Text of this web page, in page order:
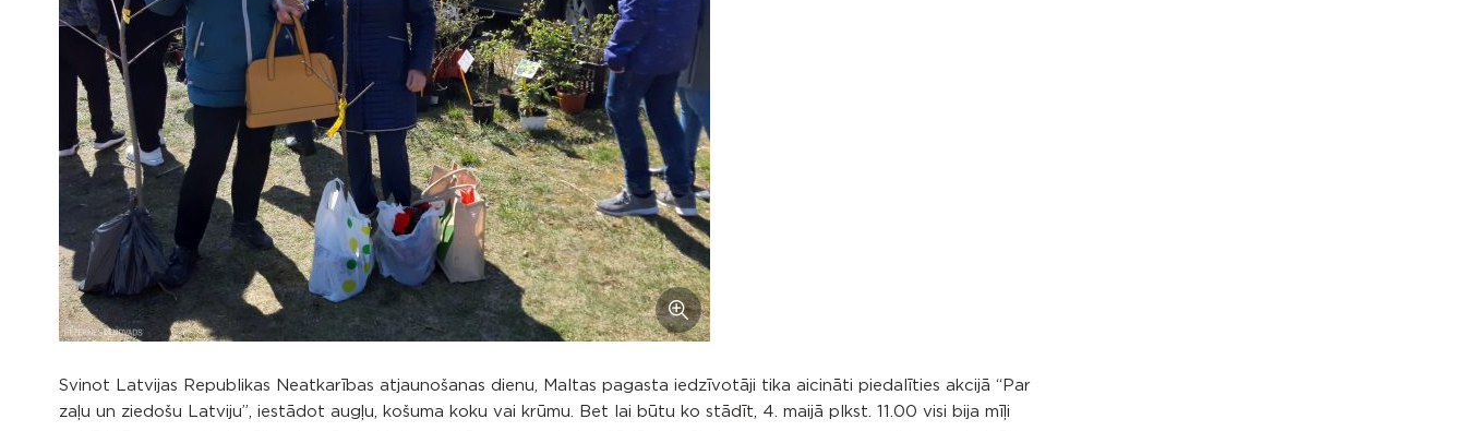
Svinot Latvijas Republikas Neatkarības atjaunošanas dienu, Maltas pagasta iedzīvotāji tika aicināti piedalīties akcijā “Par
zaļu un ziedošu Latviju”, iestādot augļu, košuma koku vai krūmu. Bet lai būtu ko stādīt, 4. maijā plkst. 11.00 visi bija mīļi